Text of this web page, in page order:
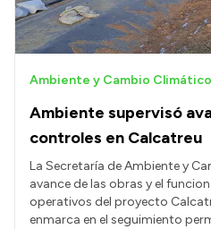
Ambiente supervisó
controles en Calcatreu
Ambiente y Cambio Climático
La Secretaría de Ambiente y
avance de las obras y el
operativos del proyecto
enmarca en el seguimiento